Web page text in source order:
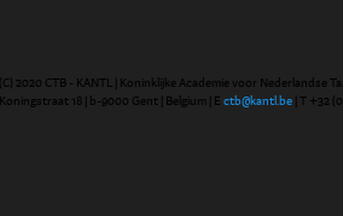
(C) 2020 CTB - KANTL | Koninklijke Academie voor Nederlandse
Koningstraat 18 | b-9000 Gent | Belgium | E ctb@kantl.be | T +32